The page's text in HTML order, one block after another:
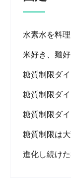
水素水を料
米好き、麺
糖質制限ダ
糖質制限ダ
糖質制限ダ
糖質制限は
進化し続け